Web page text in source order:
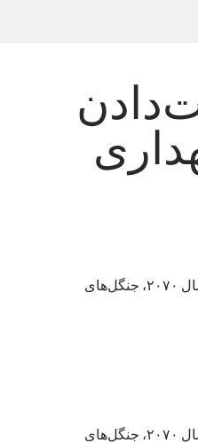
گزارش جدید وزارت کشاورزی آمریکا نشان می‌دهد که ممکن است تا سال ۲۰۷۰، جنگل‌های
گزارش جدید وزارت کشاورزی آمریکا نشان می‌دهد که ممکن است تا سال ۲۰۷۰، جنگل‌های